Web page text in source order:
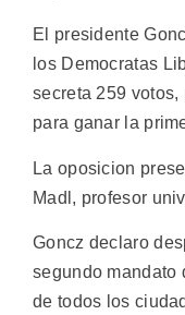
El presidente
los Democratas
secreta 259
para ganar la
La oposicion
Madl, profesor
Goncz declaro
segundo mandato
de todos los